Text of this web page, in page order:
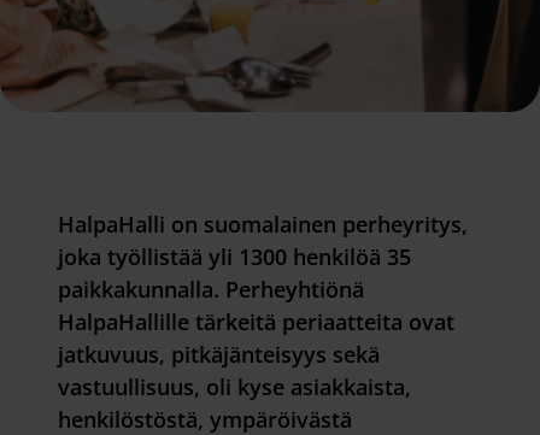
HalpaHalli on suomalainen perheyritys,
joka työllistää yli 1300 henkilöä 35
paikkakunnalla. Perheyhtiönä
HalpaHallille tärkeitä periaatteita ovat
jatkuvuus, pitkäjänteisyys sekä
vastuullisuus, oli kyse asiakkaista,
henkilöstöstä, ympäröivästä